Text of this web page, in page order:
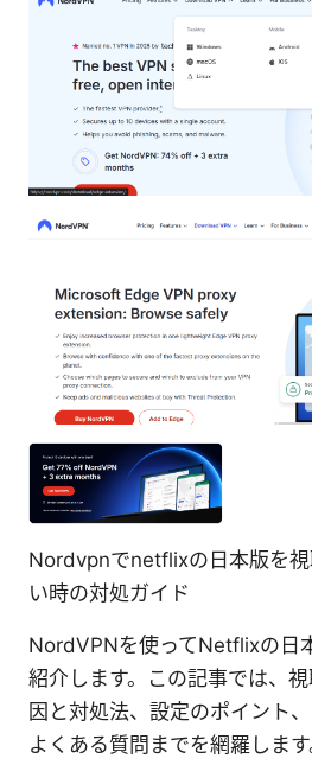
Nordvpnでnetflixの日本版を
い時の対処ガイド
NordVPNを使ってNetflixの日
紹介します。この記事では、
因と対処法、設定のポイント
よくある質問までを網羅しま